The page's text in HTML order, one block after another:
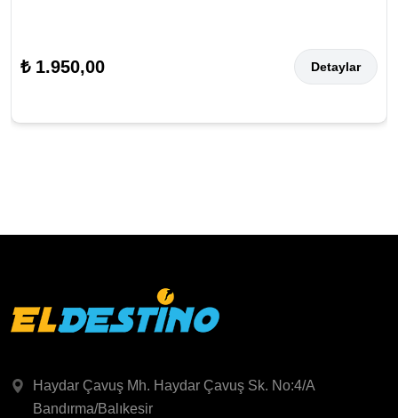
₺ 1.950,00 Detaylar
Haydar Çavuş Mh. Haydar Çavuş Sk. No:4/A
Bandırma/Balıkesir